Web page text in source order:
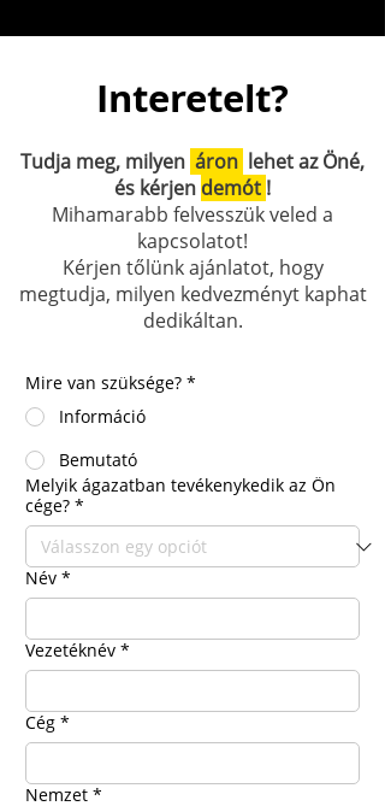
Interetelt?
Tudja meg, milyen áron lehet az Öné,
és kérjen demót !
Mihamarabb felvesszük veled a
kapcsolatot!
Kérjen tőlünk ajánlatot, hogy
megtudja, milyen kedvezményt kaphat
dedikáltan.
Mire van szüksége? *
Információ
Bemutató
Melyik ágazatban tevékenykedik az Ön
cége? *
Név *
Vezetéknév *
Cég *
Nemzet *